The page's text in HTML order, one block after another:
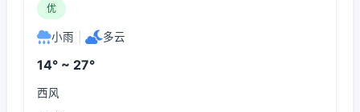
优
小雨 多云
14° ~ 27°
西风